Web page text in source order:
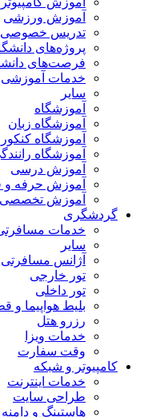
آموزش ورزشی
تدریس خصوصی
پروژه‌های دانشگاهی
فرصت‌های دانشجویی
خدمات آموزشی
سایر
آموزشگاه
آموزشگاه زبان
آموزشگاه کنکور
آموزشگاه رانندگی
آموزش درسی
آموزش حرفه و فن
آموزش تخصصی
گردشگری
خدمات مسافرتی
سایر
آژانس مسافرتی
تور خارجی
تور داخلی
بلیط هواپیما و قطار
رزرو هتل
خدمات ویزا
وقت سفارت
کامپیوتر و شبکه
خدمات اینترنت
طراحی سایت
هاستینگ و دامنه